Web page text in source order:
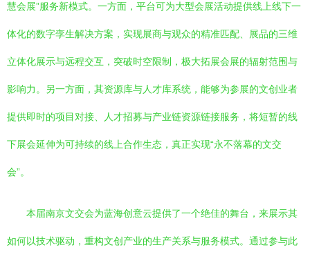
慧会展”服务新模式。一方面，平台可为大型会展活动提供线上线下一
体化的数字孪生解决方案，实现展商与观众的精准匹配、展品的三维
立体化展示与远程交互，突破时空限制，极大拓展会展的辐射范围与
影响力。另一方面，其资源库与人才库系统，能够为参展的文创业者
提供即时的项目对接、人才招募与产业链资源链接服务，将短暂的线
下展会延伸为可持续的线上合作生态，真正实现“永不落幕的文交
会”。
本届南京文交会为蓝海创意云提供了一个绝佳的舞台，来展示其
如何以技术驱动，重构文创产业的生产关系与服务模式。通过参与此